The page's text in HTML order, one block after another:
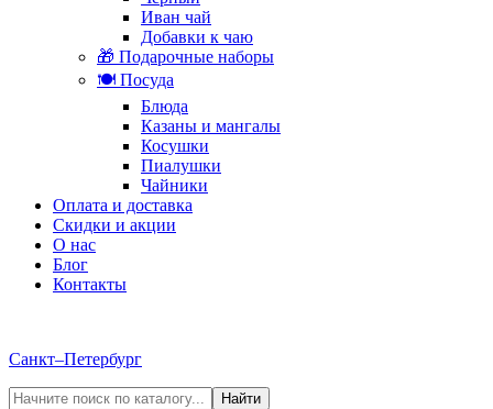
Иван чай
Добавки к чаю
🎁 Подарочные наборы
🍽️ Посуда
Блюда
Казаны и мангалы
Косушки
Пиалушки
Чайники
Оплата и доставка
Скидки и акции
О нас
Блог
Контакты
Санкт–Петербург
Найти